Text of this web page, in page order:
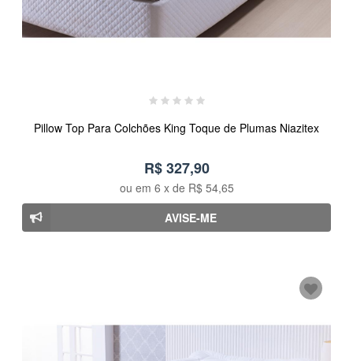
Pillow Top Para Colchões King Toque de Plumas Niazitex
R$ 327,90
ou em 6 x de R$ 54,65
AVISE-ME